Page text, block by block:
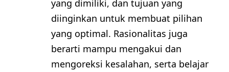
yang dimiliki, dan tujuan yang
diinginkan untuk membuat pilihan
yang optimal. Rasionalitas juga
berarti mampu mengakui dan
mengoreksi kesalahan, serta belajar